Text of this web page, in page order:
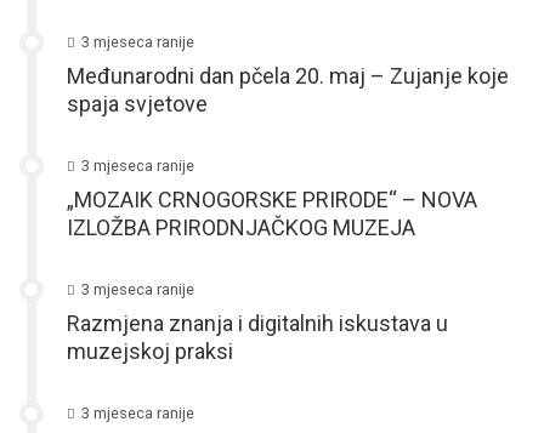
3 mjeseca ranije
Međunarodni dan pčela 20. maj – Zujanje koje
spaja svjetove
3 mjeseca ranije
„MOZAIK CRNOGORSKE PRIRODE“ – NOVA
IZLOŽBA PRIRODNJAČKOG MUZEJA
3 mjeseca ranije
Razmjena znanja i digitalnih iskustava u
muzejskoj praksi
3 mjeseca ranije